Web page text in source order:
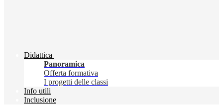
Didattica
Panoramica
Offerta formativa
I progetti delle classi
Info utili
Inclusione